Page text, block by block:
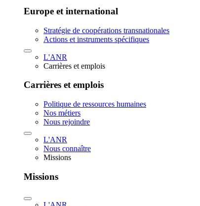
Europe et international
Stratégie de coopérations transnationales
Actions et instruments spécifiques
L'ANR
Carrières et emplois
Carrières et emplois
Politique de ressources humaines
Nos métiers
Nous rejoindre
L'ANR
Nous connaître
Missions
Missions